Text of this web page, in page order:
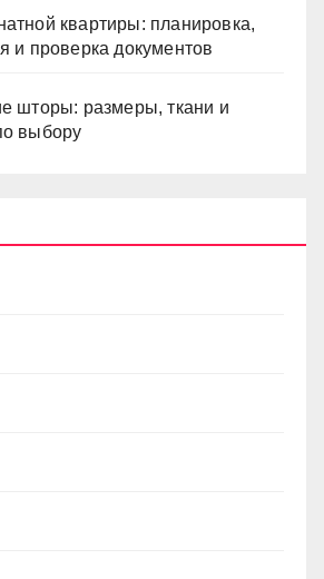
квартиры: планировка,
и проверка документов
шторы: размеры, ткани и
выбору